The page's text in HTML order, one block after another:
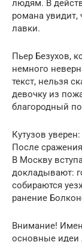
людям. В
романа увидит,
лавки.
Пьер Безухов,
немного
текст, нельзя
девочку из
благородный
Кутузов
После
В Москву
докладывают:
собираются
ранение
Внимание!
основные идеи